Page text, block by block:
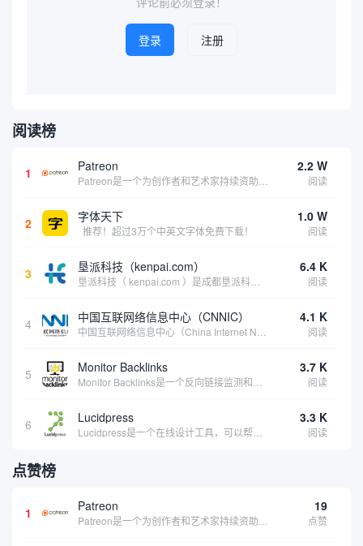
登录 注册
阅读榜
1 Patreon 2.2 W
阅读
2 字体天下
推荐！超过3万个中英文字体免费下载！
1.0 W
阅读
3 垦派科技（kenpai.com） 6.4 K
阅读
4 中国互联网络信息中心（CNNIC） 4.1 K
阅读
5 Monitor Backlinks 3.7 K
阅读
6 Lucidpress 3.3 K
阅读
点赞榜
1 Patreon 19
点赞